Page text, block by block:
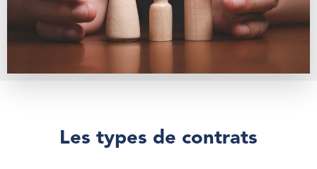
Les types de contrats